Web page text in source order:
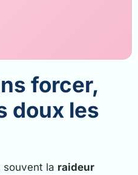
forcer,
doux les
souvent la raideur